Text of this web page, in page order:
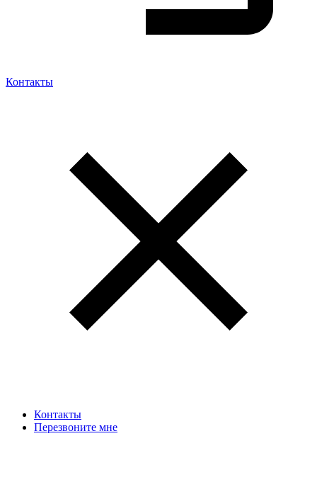
Контакты
Контакты
Перезвоните мне